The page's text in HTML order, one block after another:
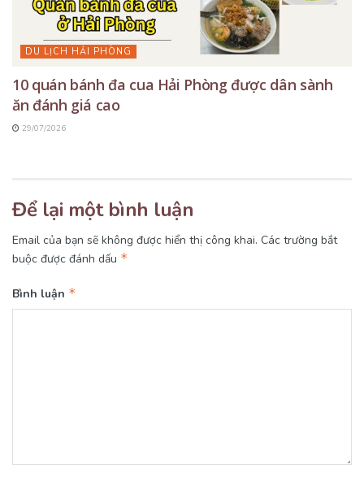
DU LỊCH HẢI PHÒNG
10 quán bánh đa cua Hải Phòng được dân sành
ăn đánh giá cao
29/07/2026
Để lại một bình luận
Email của bạn sẽ không được hiển thị công khai. Các trường bắt
buộc được đánh dấu *
Bình luận *